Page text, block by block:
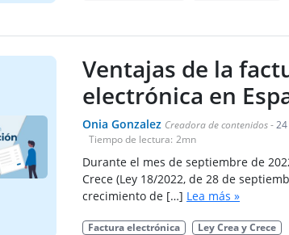
Ventajas de la
electrónica en
Onia Gonzalez Creadora de contenidos - 24
Tiempo de lectura: 2mn
Durante el mes de septiembre de
Crece (Ley 18/2022, de 28 de
crecimiento de […] Lea más »
Factura electrónica Ley Crea y Crece